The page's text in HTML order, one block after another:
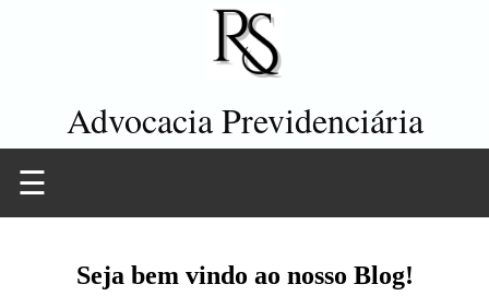
Advocacia Previdenciária
☰
Seja bem vindo ao nosso Blog!